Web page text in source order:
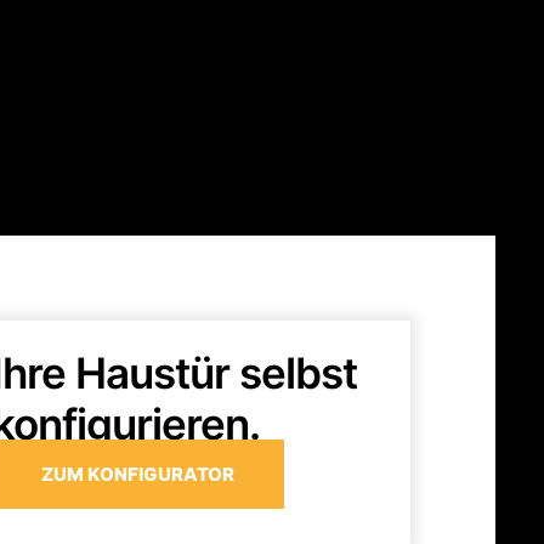
Haustür selbst
ZUM KONFIGURATOR